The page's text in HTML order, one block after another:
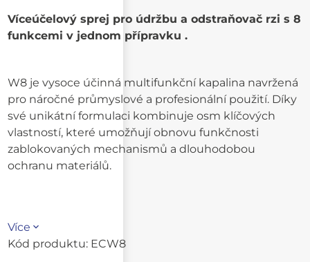
Víceúčelový sprej pro údržbu a odstraňovač rzi s 8
funkcemi v jednom přípravku .
W8 je vysoce účinná multifunkční kapalina navržená
pro náročné průmyslové a profesionální použití. Díky
své unikátní formulaci kombinuje osm klíčových
vlastností, které umožňují obnovu funkčnosti
zablokovaných mechanismů a dlouhodobou
ochranu materiálů.
Více
Kód produktu: ECW8